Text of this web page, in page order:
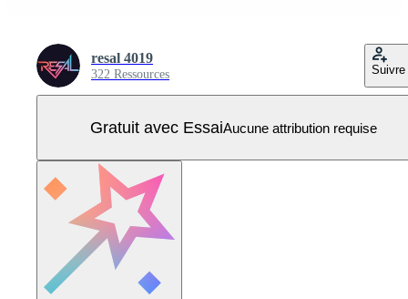
resal 4019
322 Ressources Suivre
Gratuit avec EssaiAucune attribution requise